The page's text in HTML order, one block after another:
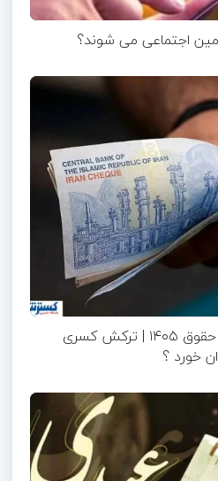
اجتماعی می شوند؟
پیش بینی میزان افزایش حقوق ۱۴۰۵ | ترکش کسری
خورد ؟